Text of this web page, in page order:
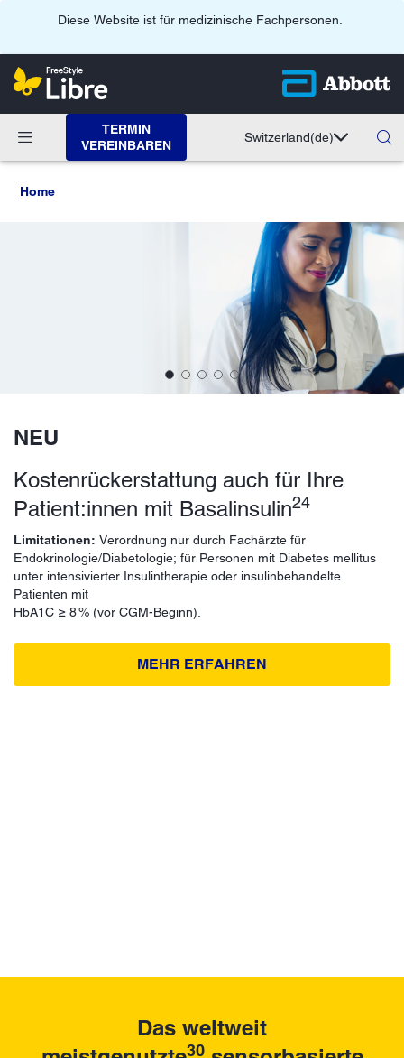
Diese Website ist für medizinische Fachpersonen.
TERMIN
VEREINBAREN
Switzerland(de)
Home
NEU
Kostenrückerstattung auch für Ihre
Patient:innen mit Basalinsulin24
Limitationen: Verordnung nur durch Fachärzte für
Endokrinologie/Diabetologie; für Personen mit Diabetes mellitus
unter intensivierter Insulintherapie oder insulinbehandelte
Patienten mit
HbA1C ≥ 8 % (vor CGM-Beginn).
MEHR ERFAHREN
Das weltweit
30